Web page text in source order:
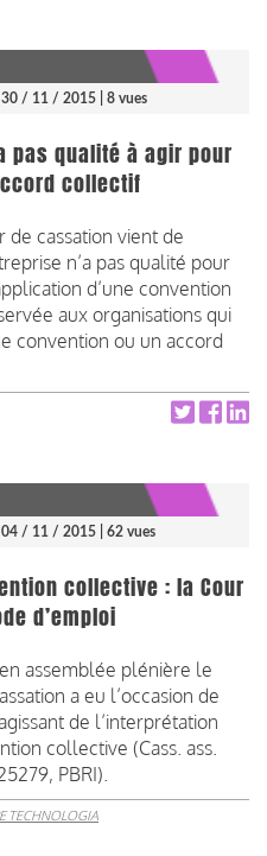
30 / 11 / 2015 | 8 vues
pas qualité à agir pour
collectif
de cassation vient de
n’a pas qualité pour
d’une convention
aux organisations qui
convention ou un accord
04 / 11 / 2015 | 62 vues
collective : la Cour
d’emploi
assemblée plénière le
a eu l’occasion de
de l’interprétation
collective (Cass. ass.
PBRI).
TECHNOLOGIA